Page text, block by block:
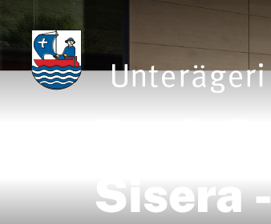
Direkt zur Hauptnavigation
Direkt zum Stichwortverzeichnis
Sisera